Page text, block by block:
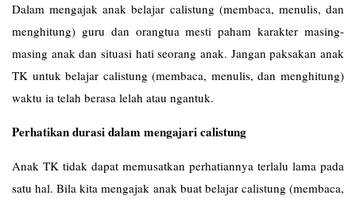
Dalam mengajak anak belajar calistung (membaca, menulis, dan
menghitung) guru dan orangtua mesti paham karakter masing-
masing anak dan situasi hati seorang anak. Jangan paksakan anak
TK untuk belajar calistung (membaca, menulis, dan menghitung)
waktu ia telah berasa lelah atau ngantuk.
Perhatikan durasi dalam mengajari calistung
Anak TK tidak dapat memusatkan perhatiannya terlalu lama pada
satu hal. Bila kita mengajak anak buat belajar calistung (membaca,